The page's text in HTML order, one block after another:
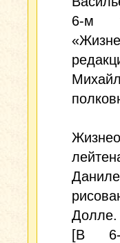
6-м
Долле.
[В 6-